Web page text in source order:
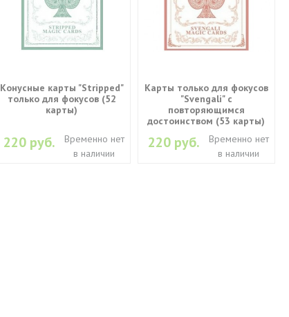
Конусные карты "Stripped"
только для фокусов (52
карты)
220 руб.
Временно нет
в наличии
Карты только для фокусов
"Svengali" с
повторяющимся
достоинством (53 карты)
220 руб.
Временно нет
в наличии